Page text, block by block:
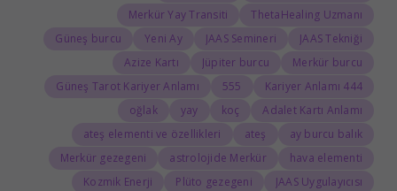
ThetaHealing Uzmanı
Merkür Yay Transiti
JAAS Tekniği
JAAS Semineri
Yeni Ay
Güneş burcu
Merkür burcu
Jüpiter burcu
Azize Kartı
444 Kariyer Anlamı
555
Güneş Tarot Kariyer Anlamı
Adalet Kartı Anlamı
koç
yay
oğlak
ay burcu balık
ateş
ateş elementi ve özellikleri
hava elementi
astrolojide Merkür
Merkür gezegeni
JAAS Uygulayıcısı
Plüto gezegeni
Kozmik Enerji